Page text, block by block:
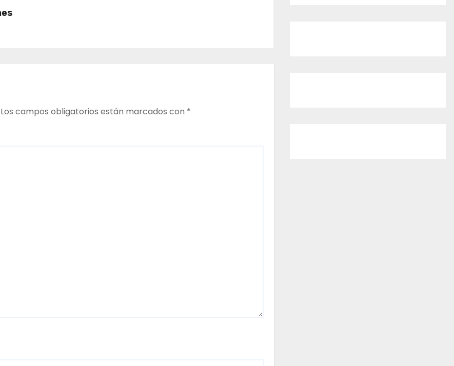
Los campos obligatorios están marcados con *